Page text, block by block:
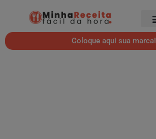
Coloque aqui sua marca!